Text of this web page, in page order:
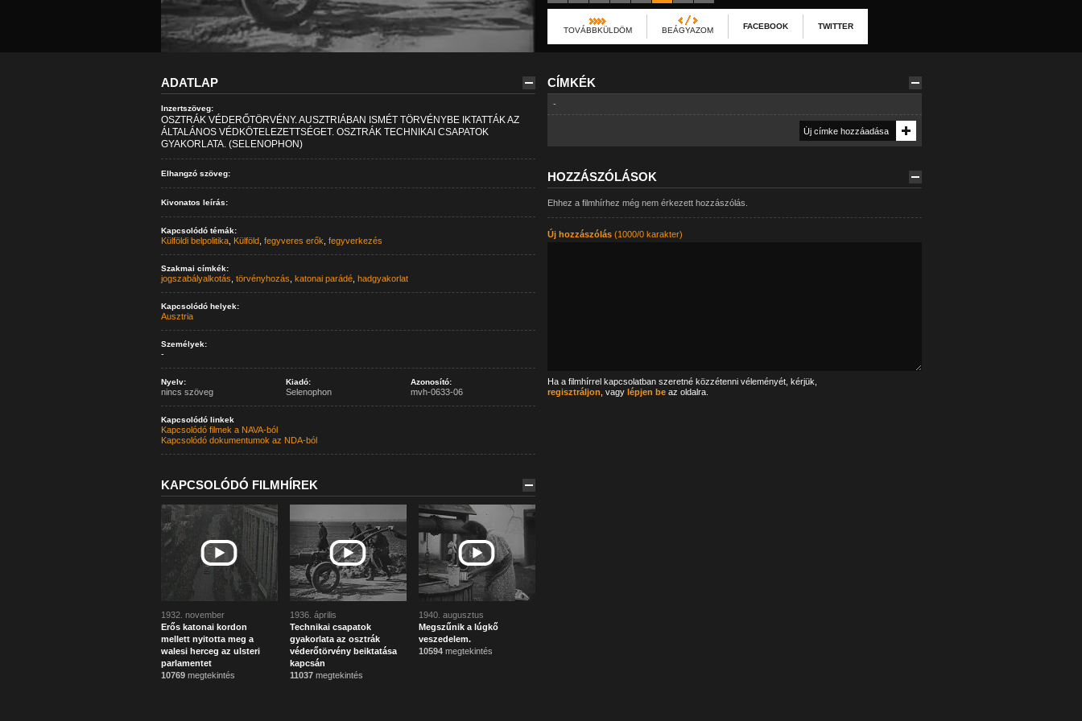
TOVÁBBKÜLDÖM BEÁGYAZOM FACEBOOK TWITTER
ADATLAP
Inzertszöveg:
OSZTRÁK VÉDERŐTÖRVÉNY. AUSZTRIÁBAN ISMÉT TÖRVÉNYBE IKTATTÁK AZ
ÁLTALÁNOS VÉDKÖTELEZETTSÉGET. OSZTRÁK TECHNIKAI CSAPATOK
GYAKORLATA. (SELENOPHON)
Elhangzó szöveg:
Kivonatos leírás:
Kapcsolódó témák:
Külföldi belpolitika, Külföld, fegyveres erők fegyverkezés
Szakmai címkék:
jogszabályalkotás törvényhozás katonai parádé, hadgyakorlat
Kapcsolódó helyek:
Ausztria
Személyek:
-
Nyelv:
nincs szöveg
Kiadó:
Selenophon
Azonosító:
mvh-0633-06
Kapcsolódó linkek
Kapcsolódó filmek a NAVA-ból
Kapcsolódó dokumentumok az NDA-ból
KAPCSOLÓDÓ FILMHÍREK
1932. november
Erős katonai kordon
mellett nyitotta meg a
walesi herceg az ulsteri
parlamentet
10769megtekintés
1936. április
Technikai csapatok
gyakorlata az osztrák
véderőtörvény beiktatása
kapcsán
11037megtekintés
1940. augusztus
Megszűnik a lúgkő
veszedelem.
10594megtekintés
CÍMKÉK
-
HOZZÁSZÓLÁSOK
Ehhez a filmhírhez még nem érkezett hozzászólás.
Új hozzászólás(1000/0 karakter)
Ha a filmhírrel kapcsolatban szeretné közzétenni véleményét, kérjük,
regisztráljon , vagy lépjen beaz oldalra.